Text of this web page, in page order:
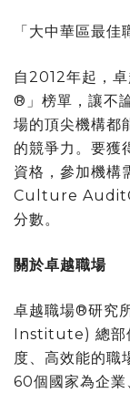
「大中華區最
自2012年起，
®」榜單，讓不
場的頂尖機構都
的競爭力。要獲
資格，參加機
Culture Audit©
分數。
關於卓越職場
卓越職場®研
Institute) 總部
度、高效能的職
60個國家為企業